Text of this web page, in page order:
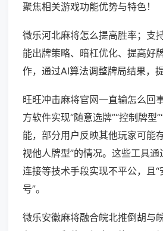
聚焦相关游戏功能优势与特色！
微乐河北麻将怎么提高胜率；支
能出牌策略、暗杠优化、提高好
作，通过AI算法调整牌局结果，提
旺旺冲击麻将官网一直输怎么回
方软件实现“随意选牌”“控制牌型
能，部分用户反映其他玩家可能
视他人牌型”的情况。这些工具
连接等技术手段实现不平公，且“
号”。
微乐安徽麻将融合皖北推倒胡与